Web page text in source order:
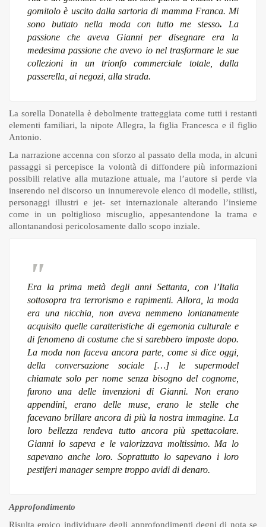
gomitolo è uscito dalla sartoria di mamma Franca. Mi
sono buttato nella moda con tutto me stesso. La
passione che aveva Gianni per disegnare era la
medesima passione che avevo io nel trasformare le sue
collezioni in un trionfo commerciale totale, dalla
passerella, ai negozi, alla strada.
La sorella Donatella è debolmente tratteggiata come tutti i restanti
elementi familiari, la nipote Allegra, la figlia Francesca e il figlio
Antonio.
La narrazione accenna con sforzo al passato della moda, in alcuni
passaggi si percepisce la volontà di diffondere più informazioni
possibili relative alla mutazione attuale, ma l’autore si perde via
inserendo nel discorso un innumerevole elenco di modelle, stilisti,
personaggi illustri e jet- set internazionale alterando l’insieme
come in un poltiglioso miscuglio, appesantendone la trama e
allontanandosi pericolosamente dallo scopo inziale.
Era la prima metà degli anni Settanta, con l’Italia
sottosopra tra terrorismo e rapimenti. Allora, la moda
era una nicchia, non aveva nemmeno lontanamente
acquisito quelle caratteristiche di egemonia culturale e
di fenomeno di costume che si sarebbero imposte dopo.
La moda non faceva ancora parte, come si dice oggi,
della conversazione sociale […] le supermodel
chiamate solo per nome senza bisogno del cognome,
furono una delle invenzioni di Gianni. Non erano
appendini, erano delle muse, erano le stelle che
facevano brillare ancora di più la nostra immagine. La
loro bellezza rendeva tutto ancora più spettacolare.
Gianni lo sapeva e le valorizzava moltissimo. Ma lo
sapevano anche loro. Soprattutto lo sapevano i loro
pestiferi manager sempre troppo avidi di denaro.
Approfondimento
Risulta eroico individuare degli approfondimenti degni di nota se